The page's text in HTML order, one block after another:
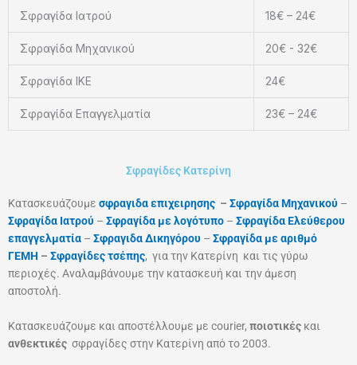
Σφραγίδα Ιατρού 18€ – 24€
Σφραγίδα Μηχανικού 20€ - 32€
Σφραγίδα ΙΚΕ 24€
Σφραγίδα Επαγγελματία 23€ – 24€
Σφραγίδες Κατερίνη
Κατασκευάζουμε σφραγιδα επιχειρησης – Σφραγίδα Μηχανικού –
Σφραγίδα Ιατρού – Σφραγίδα με λογότυπο – Σφραγίδα Ελεύθερου
επαγγελματία – Σφραγιδα Δικηγόρου – Σφραγίδα με αριθμό
ΓΕΜΗ – Σφραγίδες τσέπης, για την Κατερίνη και τις γύρω
περιοχές. Αναλαμβάνουμε την κατασκευή και την άμεση
αποστολή.
Κατασκευάζουμε και αποστέλλουμε με courier, ποιοτικές και
ανθεκτικές σφραγίδες στην Κατερίνη από το 2003.